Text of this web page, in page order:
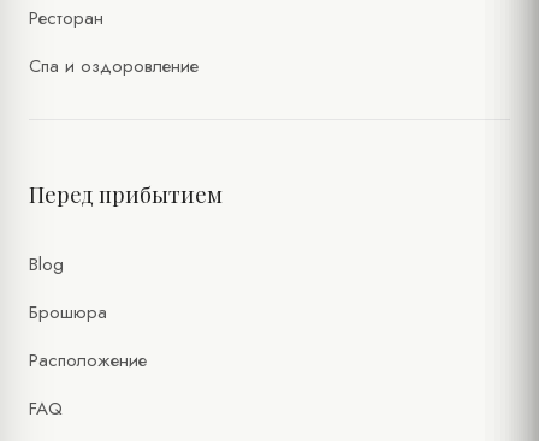
Ресторан
Спа и оздоровление
Перед прибытием
Blog
Брошюра
Расположение
FAQ